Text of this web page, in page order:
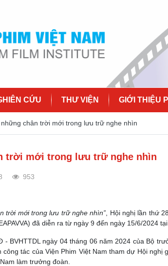
CỨU THƯ VIỆN GIỚI THIỆU
chân trời mới trong lưu trữ nghe nhìn
trời mới trong lưu trữ nghe nhìn
953
trời mới trong lưu trữ nghe nhìn” , Hội nghị lần thứ
đã diễn ra từ ngày 9 đến ngày 15/6/2024
- BVHTTDL ngày 04 tháng 06 năm 2024 của Bộ
tác của Viện Phim Việt Nam tham dự Hội nghị
làm trưởng đoàn.